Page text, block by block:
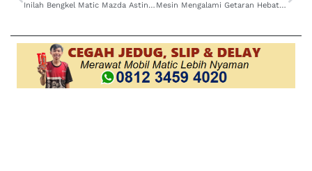
Inilah Bengkel Matic Mazda Astina Bergaransi Murah Surabaya untuk Perawatan Terbaik Mesin Mengalami Getaran Hebat? Segera Bawa ke Bengkel Mobil Matic Mitsubishi Kuda Terlengkap di Surabaya